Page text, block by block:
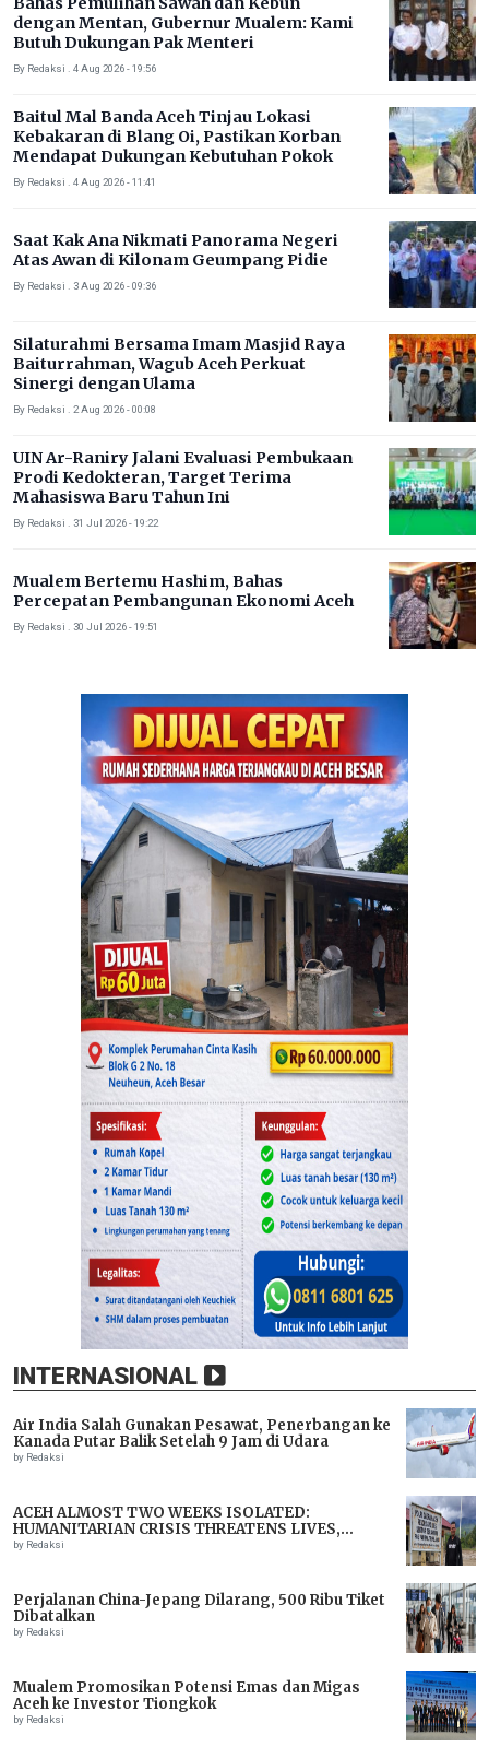
dengan Mentan, Gubernur Mualem: Kami
Butuh Dukungan Pak Menteri
By Redaksi . 4 Aug 2026 - 19:56
Baitul Mal Banda Aceh Tinjau Lokasi
Kebakaran di Blang Oi, Pastikan Korban
Mendapat Dukungan Kebutuhan Pokok
By Redaksi . 4 Aug 2026 - 11:41
Saat Kak Ana Nikmati Panorama Negeri
Atas Awan di Kilonam Geumpang Pidie
By Redaksi . 3 Aug 2026 - 09:36
Silaturahmi Bersama Imam Masjid Raya
Baiturrahman, Wagub Aceh Perkuat
Sinergi dengan Ulama
By Redaksi . 2 Aug 2026 - 00:08
UIN Ar-Raniry Jalani Evaluasi Pembukaan
Prodi Kedokteran, Target Terima
Mahasiswa Baru Tahun Ini
By Redaksi . 31 Jul 2026 - 19:22
Mualem Bertemu Hashim, Bahas
Percepatan Pembangunan Ekonomi Aceh
By Redaksi . 30 Jul 2026 - 19:51
INTERNASIONAL
Air India Salah Gunakan Pesawat, Penerbangan ke
Kanada Putar Balik Setelah 9 Jam di Udara
by Redaksi
ACEH ALMOST TWO WEEKS ISOLATED:
HUMANITARIAN CRISIS THREATENS LIVES,
IMMEDIATE ASSISTANCE URGENTLY NEEDED
by Redaksi
Perjalanan China-Jepang Dilarang, 500 Ribu Tiket
Dibatalkan
by Redaksi
Mualem Promosikan Potensi Emas dan Migas
Aceh ke Investor Tiongkok
by Redaksi